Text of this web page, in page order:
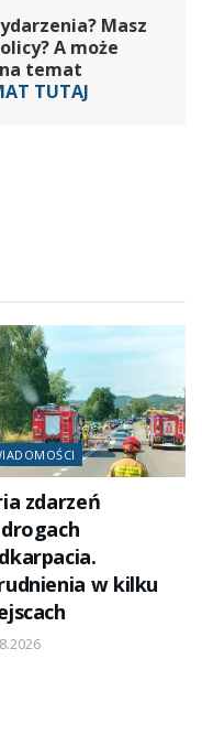
Masz
A może
temat
TUTAJ
zdarzeń
w kilku